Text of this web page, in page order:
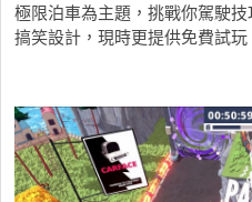
極限泊車為主題，挑戰你駕駛
搞笑設計，現時更提供免費試玩